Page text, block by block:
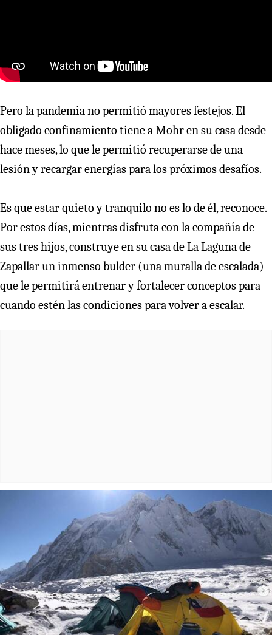
Pero la pandemia no permitió mayores festejos. El
obligado confinamiento tiene a Mohr en su casa desde
hace meses, lo que le permitió recuperarse de una
lesión y recargar energías para los próximos desafíos.
Es que estar quieto y tranquilo no es lo de él, reconoce.
Por estos días, mientras disfruta con la compañía de
sus tres hijos, construye en su casa de La Laguna de
Zapallar un inmenso bulder (una muralla de escalada)
que le permitirá entrenar y fortalecer conceptos para
cuando estén las condiciones para volver a escalar.